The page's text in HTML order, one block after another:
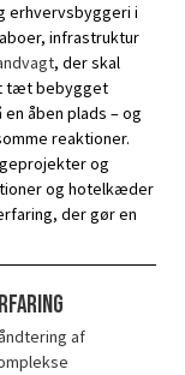
erhvervsbyggeri i
infrastruktur
, der skal
tæt bebygget
åben plads – og
reaktioner.
og
og hotelkæder
der gør en
af